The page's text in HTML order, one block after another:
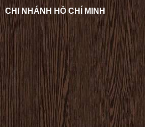
CHI NHÁNH HỒ CHÍ MINH